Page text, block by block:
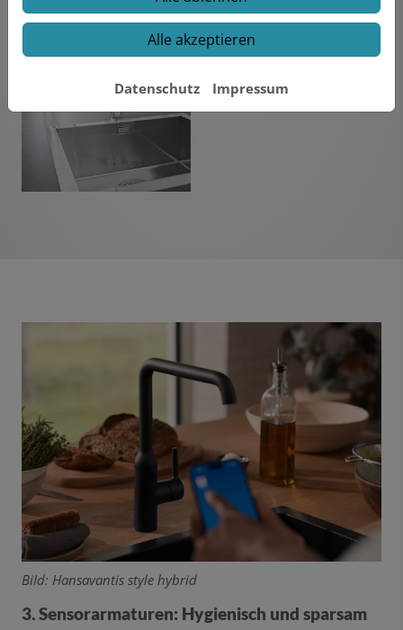
BiId: Hansavantis style hybrid
3. Sensorarmaturen: Hygienisch und sparsam
Alle akzeptieren
Datenschutz Impressum